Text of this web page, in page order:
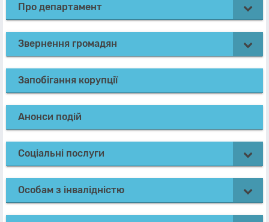
Про департамент
Звернення громадян
Запобігання корупції
Анонси подій
Соціальні послуги
Особам з інвалідністю